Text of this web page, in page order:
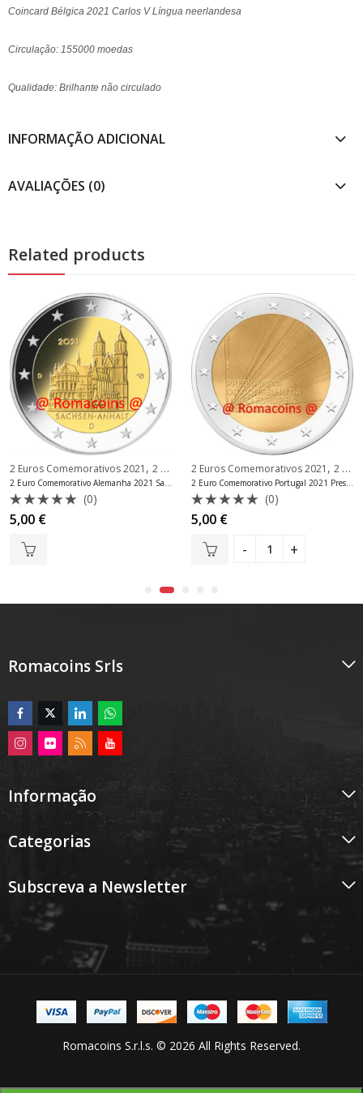
Coincard Bélgica 2021 Carlos V Língua neerlandesa
Circulação: 155000 moedas
Qualidade: Brilhante não circulado
INFORMAÇÃO ADICIONAL
AVALIAÇÕES (0)
Related products
2 Euros Comemorativos 2021 , 2 Euros Comemorativos Alemanha
Avaliação
0
de
(0)
5,00 €
2 Euros Comemorativos 2021 , 2 Euros Comemorativos Portugal
Avaliação
0
de
(0)
5,00 €
Romacoins Srls
Informação
Categorias
Subscreva a Newsletter
Romacoins S.r.l.s. © 2026 All Rights Reserved.